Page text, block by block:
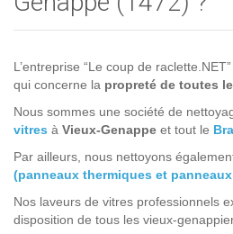
L’entreprise “Le coup de
qui concerne la propreté de toutes
Nous sommes une société de
vitres à Vieux-Genappe et tout le
Par ailleurs, nous nettoyons
(panneaux thermiques et
Nos laveurs de vitres professionnels
disposition de tous les vieux-